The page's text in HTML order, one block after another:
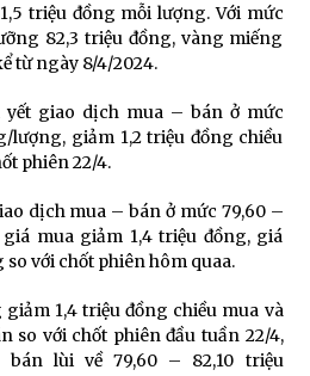
triệu đồng mỗi lượng. Với mức
82,3 triệu đồng, vàng miếng
từ ngày 8/4/2024.
yết giao dịch mua – bán ở mức
lượng, giảm 1,2 triệu đồng chiều
phiên 22/4.
dịch mua – bán ở mức 79,60 –
mua giảm 1,4 triệu đồng, giá
so với chốt phiên hôm quaa.
1,4 triệu đồng chiều mua và
so với chốt phiên đầu tuần 22/4,
lùi về 79,60 – 82,10 triệu